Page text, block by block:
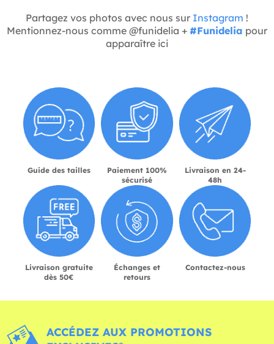
Partagez vos photos avec nous sur Instagram !
Mentionnez-nous comme @funidelia + #Funidelia pour
apparaître ici
Guide des tailles
Paiement 100%
sécurisé
Livraison en 24-
48h
Livraison gratuite
dès 50€
Échanges et
retours
Contactez-nous
ACCÉDEZ AUX PROMOTIONS